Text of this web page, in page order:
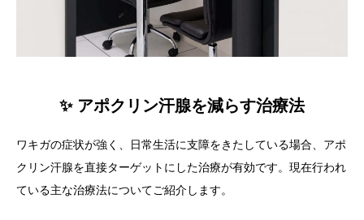
✨ アポクリン汗腺を減らす治療法
ワキガの症状が強く、日常生活に支障をきたしている場合、アポ
クリン汗腺を直接ターゲットにした治療が有効です。現在行われ
ている主な治療法についてご紹介します。